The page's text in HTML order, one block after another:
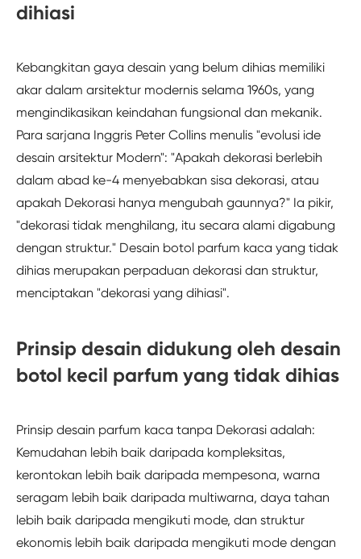
dihiasi
Kebangkitan gaya desain yang belum dihias memiliki
akar dalam arsitektur modernis selama 1960s, yang
mengindikasikan keindahan fungsional dan mekanik.
Para sarjana Inggris Peter Collins menulis "evolusi ide
desain arsitektur Modern": "Apakah dekorasi berlebih
dalam abad ke-4 menyebabkan sisa dekorasi, atau
apakah Dekorasi hanya mengubah gaunnya?" Ia pikir,
"dekorasi tidak menghilang, itu secara alami digabung
dengan struktur." Desain botol parfum kaca yang tidak
dihias merupakan perpaduan dekorasi dan struktur,
menciptakan "dekorasi yang dihiasi".
Prinsip desain didukung oleh desain
botol kecil parfum yang tidak dihias
Prinsip desain parfum kaca tanpa Dekorasi adalah:
Kemudahan lebih baik daripada kompleksitas,
kerontokan lebih baik daripada mempesona, warna
seragam lebih baik daripada multiwarna, daya tahan
lebih baik daripada mengikuti mode, dan struktur
ekonomis lebih baik daripada mengikuti mode dengan